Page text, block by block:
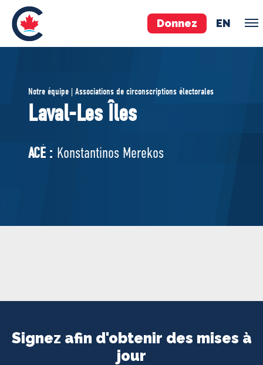
Donnez EN
ÉQUIPE
Pierre Poilievre
Vos députés conservateurs
Cabinet fantôme
Exécutif national
BOUTIQUE
Notre équipe | Associations de circonscriptions électorales
Laval-Les Îles
ACÉ : Konstantinos Merekos
Signez afin d'obtenir des mises à
jour